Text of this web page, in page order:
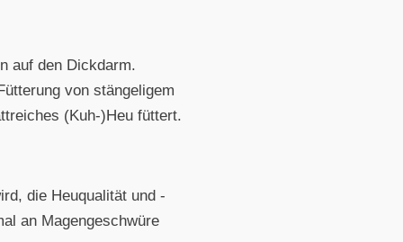
auf den Dickdarm.
von stängeligem
(Kuh-)Heu füttert.
die Heuqualität und -
an Magengeschwüre